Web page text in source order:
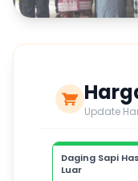
Update
Daging Sapi Has
Luar